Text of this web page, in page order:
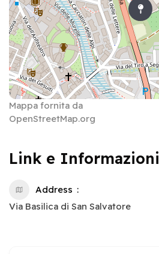
Mappa fornita da
OpenStreetMap.org
Link e Informazioni
Address
Via Basilica di San Salvatore